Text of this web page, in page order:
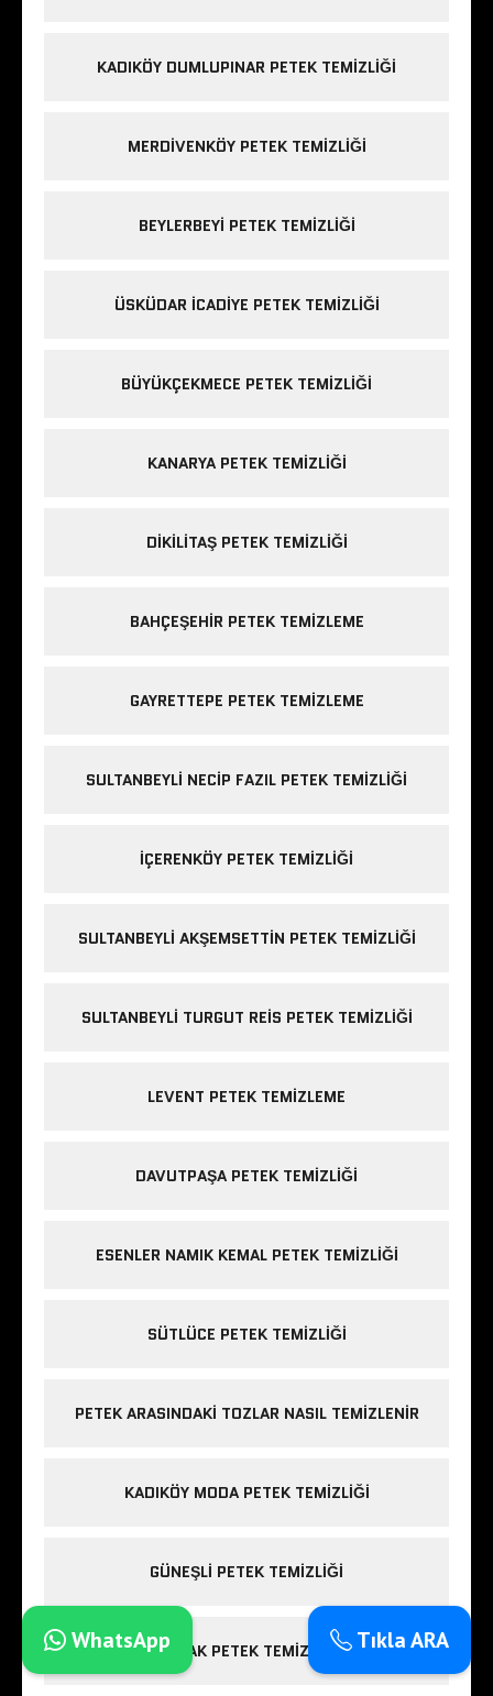
KADIKÖY DUMLUPINAR PETEK TEMIZLIĞI
MERDIVENKÖY PETEK TEMIZLIĞI
BEYLERBEYI PETEK TEMIZLIĞI
ÜSKÜDAR ICADIYE PETEK TEMIZLIĞI
BÜYÜKÇEKMECE PETEK TEMIZLIĞI
KANARYA PETEK TEMIZLIĞI
DIKILITAŞ PETEK TEMIZLIĞI
BAHÇEŞEHIR PETEK TEMIZLEME
GAYRETTEPE PETEK TEMIZLEME
SULTANBEYLI NECIP FAZIL PETEK TEMIZLIĞI
IÇERENKÖY PETEK TEMIZLIĞI
SULTANBEYLI AKŞEMSETTIN PETEK TEMIZLIĞI
SULTANBEYLI TURGUT REIS PETEK TEMIZLIĞI
LEVENT PETEK TEMIZLEME
DAVUTPAŞA PETEK TEMIZLIĞI
ESENLER NAMIK KEMAL PETEK TEMIZLIĞI
SÜTLÜCE PETEK TEMIZLIĞI
PETEK ARASINDAKI TOZLAR NASIL TEMIZLENIR
KADIKÖY MODA PETEK TEMIZLIĞI
GÜNEŞLI PETEK TEMIZLIĞI
MASLAK PETEK TEMIZLEME Tıkla ARA
WhatsApp